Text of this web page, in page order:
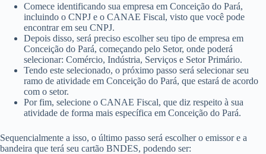
Comece identificando sua empresa em Conceição do Pará,
incluindo o CNPJ e o CANAE Fiscal, visto que você pode
encontrar em seu CNPJ.
Depois disso, será preciso escolher seu tipo de empresa em
Conceição do Pará, começando pelo Setor, onde poderá
selecionar: Comércio, Indústria, Serviços e Setor Primário.
Tendo este selecionado, o próximo passo será selecionar seu
ramo de atividade em Conceição do Pará, que estará de acordo
com o setor.
Por fim, selecione o CANAE Fiscal, que diz respeito à sua
atividade de forma mais específica em Conceição do Pará.
Sequencialmente a isso, o último passo será escolher o emissor e a
bandeira que terá seu cartão BNDES, podendo ser: